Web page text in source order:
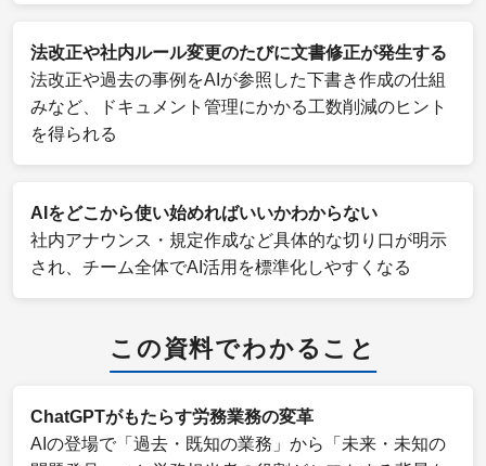
法改正や社内ルール変更のたびに文書修正が発生する
法改正や過去の事例をAIが参照した下書き作成の仕組
みなど、ドキュメント管理にかかる工数削減のヒント
を得られる
AIをどこから使い始めればいいかわからない
社内アナウンス・規定作成など具体的な切り口が明示
され、チーム全体でAI活用を標準化しやすくなる
この資料でわかること
ChatGPTがもたらす労務業務の変革
AIの登場で「過去・既知の業務」から「未来・未知の